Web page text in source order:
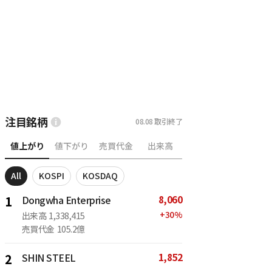
注目銘柄 08.08 取引終了
値上がり 値下がり 売買代金 出来高
All KOSPI KOSDAQ
1 Dongwha Enterprise
出来高 1,338,415
売買代金 105.2億
8,060
+30%
2 SHIN STEEL 1,852